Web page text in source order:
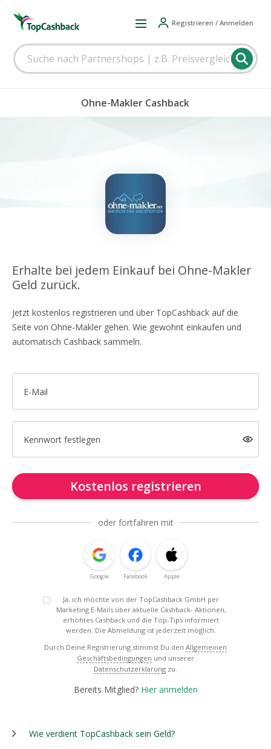
Registrieren / Anmelden
Ohne-Makler Cashback
Erhalte bei jedem Einkauf bei Ohne-Makler
Geld zurück.
Jetzt kostenlos registrieren und über TopCashback auf die
Seite von Ohne-Makler gehen. Wie gewohnt einkaufen und
automatisch Cashback sammeln.
E-Mail
Kennwort festlegen
Kostenlos registrieren
oder fortfahren mit
Google Facebook Apple
Ja, ich möchte von der TopCashback GmbH per
Marketing E-Mails über aktuelle Cashback- Aktionen,
erhöhtes Cashback und die Top-Tips informiert
werden. Die Abmeldung ist jederzeit möglich.
Durch Deine Registrierung stimmst Du den Allgemeinen
Geschäftsbedingungen und unserer
Datenschutzerklärung zu.
Bereits Mitglied? Hier anmelden
Wie verdient TopCashback sein Geld?